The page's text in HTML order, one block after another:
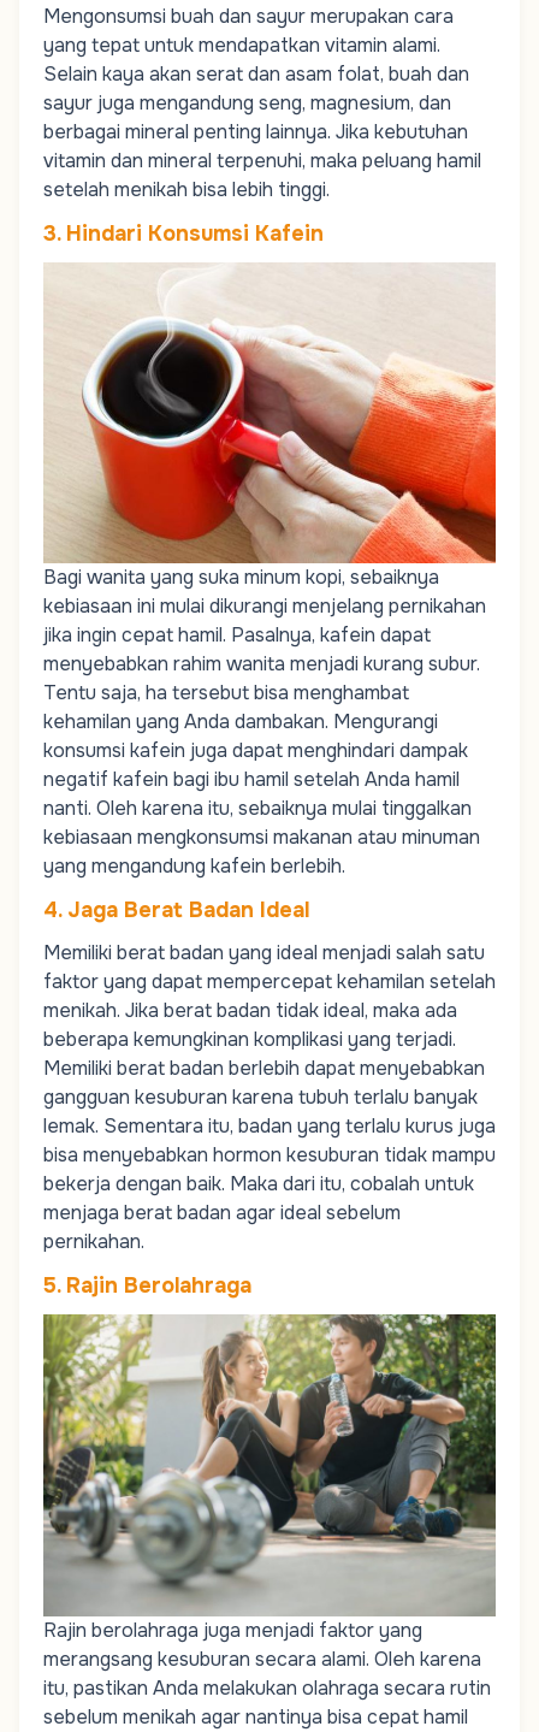
Mengonsumsi buah dan sayur merupakan cara
yang tepat untuk mendapatkan vitamin alami.
Selain kaya akan serat dan asam folat, buah dan
sayur juga mengandung seng, magnesium, dan
berbagai mineral penting lainnya. Jika kebutuhan
vitamin dan mineral terpenuhi, maka peluang hamil
setelah menikah bisa lebih tinggi.
3. Hindari Konsumsi Kafein
Bagi wanita yang suka minum kopi, sebaiknya
kebiasaan ini mulai dikurangi menjelang pernikahan
jika ingin cepat hamil. Pasalnya, kafein dapat
menyebabkan rahim wanita menjadi kurang subur.
Tentu saja, ha tersebut bisa menghambat
kehamilan yang Anda dambakan. Mengurangi
konsumsi kafein juga dapat menghindari dampak
negatif kafein bagi ibu hamil setelah Anda hamil
nanti. Oleh karena itu, sebaiknya mulai tinggalkan
kebiasaan mengkonsumsi makanan atau minuman
yang mengandung kafein berlebih.
4. Jaga Berat Badan Ideal
Memiliki berat badan yang ideal menjadi salah satu
faktor yang dapat mempercepat kehamilan setelah
menikah. Jika berat badan tidak ideal, maka ada
beberapa kemungkinan komplikasi yang terjadi.
Memiliki berat badan berlebih dapat menyebabkan
gangguan kesuburan karena tubuh terlalu banyak
lemak. Sementara itu, badan yang terlalu kurus juga
bisa menyebabkan hormon kesuburan tidak mampu
bekerja dengan baik. Maka dari itu, cobalah untuk
menjaga berat badan agar ideal sebelum
pernikahan.
5. Rajin Berolahraga
Rajin berolahraga juga menjadi faktor yang
merangsang kesuburan secara alami. Oleh karena
itu, pastikan Anda melakukan olahraga secara rutin
sebelum menikah agar nantinya bisa cepat hamil